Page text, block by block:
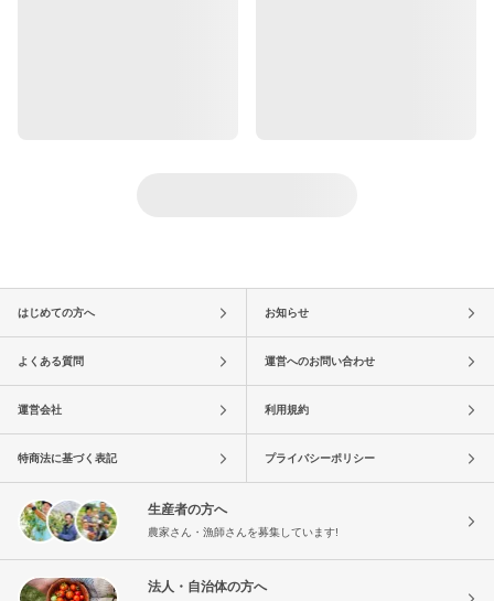
はじめての方へ お知らせ
よくある質問 運営へのお問い合わせ
運営会社 利用規約
特商法に基づく表記 プライバシーポリシー
生産者の方へ
農家さん・漁師さんを募集しています!
法人・自治体の方へ